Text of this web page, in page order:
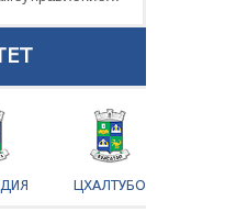
ЦХАЛТУБО